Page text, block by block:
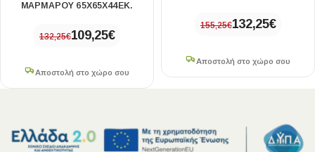
ΜΑΡΜΆΡΟΥ 65X65X44ΕΚ.
132,25€109,25€
Αποστολή στο χώρο σου
155,25€132,25€
Αποστολή στο χώρο σου